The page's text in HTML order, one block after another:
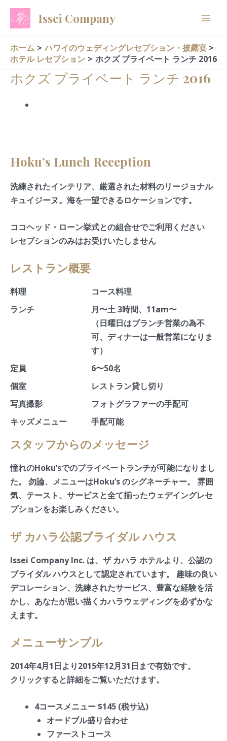
Issei Company
ホーム
ハワイのウェディングレセプション・披露宴
ホテル レセプション
ホクズ プライベート ランチ 2016
ホクズ プライベート ランチ 2016
Hoku’s Lunch Reception
洗練されたインテリア、厳選された材料のリージョナル
キュイジーヌ。海を一望できるロケーションです。
ココヘッド・ローン挙式との組合せでご利用ください
レセプションのみはお受けいたしません
レストラン概要
料理
コース料理
ランチ
月〜土 3時間、11am〜
（日曜日はブランチ営業の為不
可、ディナーは一般営業になりま
す）
定員
6〜50名
個室
レストラン貸し切り
写真撮影
フォトグラファーの手配可
キッズメニュー
手配可能
スタッフからのメッセージ
憧れのHoku’sでのプライベートランチが可能になりまし
た。 勿論、メニューはHoku’s のシグネーチャー。 雰囲
気、テースト、サービスと全て揃ったウェデイングレセ
プションをお楽しみください。
ザ カハラ公認ブライダル ハウス
Issei Company Inc. は、ザ カハラ ホテルより、公認の
ブライダル ハウスとして認定されています。 趣味の良い
デコレーション、洗練されたサービス、豊富な経験を活
かし、あなたが思い描くカハラウェディングを必ずかな
えます。
メニューサンプル
2014年4月1日より2015年12月31日まで有効です。
クリックすると詳細をご覧いただけます。
4コースメニュー $145 (税サ込)
オードブル盛り合わせ
ファーストコース